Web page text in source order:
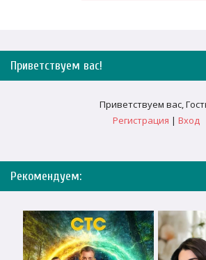
Приветствуем вас!
Приветствуем вас,
Регистрация | Вход
Рекомендуем: